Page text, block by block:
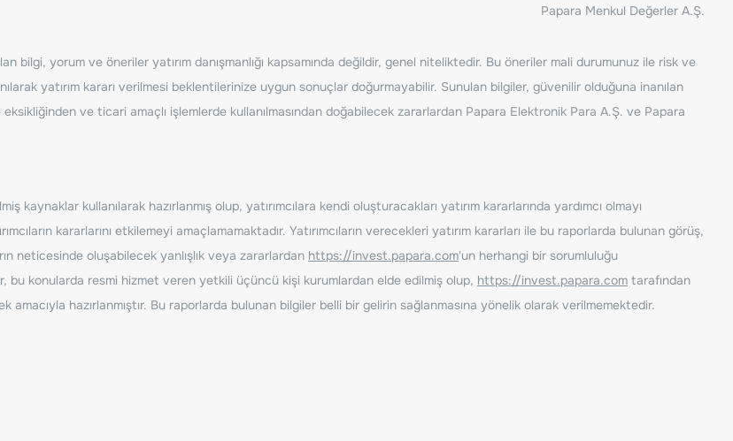
Papara Menkul Değerler A.Ş.
bilgi, yorum ve öneriler yatırım danışmanlığı kapsamında değildir, genel niteliktedir. Bu öneriler mali durumunuz ile risk ve
yatırım kararı verilmesi beklentilerinize uygun sonuçlar doğurmayabilir. Sunulan bilgiler, güvenilir olduğuna inanılan
ve ticari amaçlı işlemlerde kullanılmasından doğabilecek zararlardan Papara Elektronik Para A.Ş. ve Papara
kullanılarak hazırlanmış olup, yatırımcılara kendi oluşturacakları yatırım kararlarında yardımcı olmayı
kararlarını etkilemeyi amaçlamamaktadır. Yatırımcıların verecekleri yatırım kararları ile bu raporlarda bulunan görüş,
neticesinde oluşabilecek yanlışlık veya zararlardan https://invest.papara.com'un herhangi bir sorumluluğu
konularda resmi hizmet veren yetkili üçüncü kişi kurumlardan elde edilmiş olup, https://invest.papara.com tarafından
hazırlanmıştır. Bu raporlarda bulunan bilgiler belli bir gelirin sağlanmasına yönelik olarak verilmemektedir.